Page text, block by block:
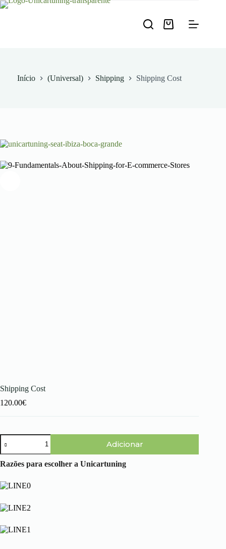
Pular
Carrinho
Início (Universal) Shipping Shipping Cost
Shipping Cost
120.00€
Quantidade
de
Shipping
Cost
Adicionar
Razões para escolher a Unicartuning